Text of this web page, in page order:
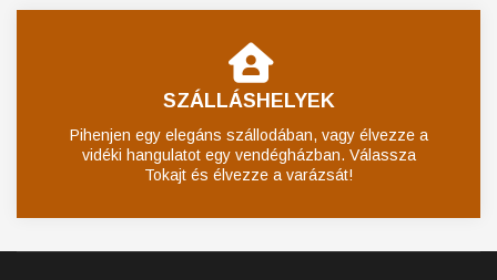
SZÁLLÁSHELYEK
Pihenjen egy elegáns szállodában, vagy élvezze a
vidéki hangulatot egy vendégházban. Válassza
Tokajt és élvezze a varázsát!